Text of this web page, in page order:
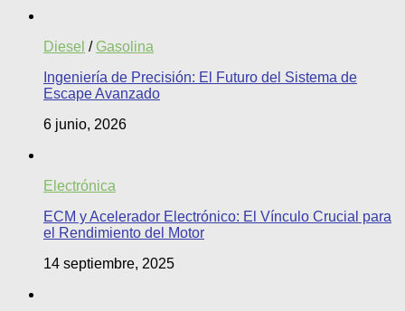
Diesel / Gasolina
Ingeniería de Precisión: El Futuro del Sistema de
Escape Avanzado
6 junio, 2026
Electrónica
ECM y Acelerador Electrónico: El Vínculo Crucial para
el Rendimiento del Motor
14 septiembre, 2025